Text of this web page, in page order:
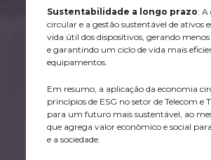
Sustentabilidade a longo prazo: A
circular e a gestão sustentável de ativos
vida útil dos dispositivos, gerando
e garantindo um ciclo de vida mais
equipamentos.
Em resumo, a aplicação da economia
princípios de ESG no setor de Telecom e
para um futuro mais sustentável, ao
que agrega valor econômico e social
e a sociedade.